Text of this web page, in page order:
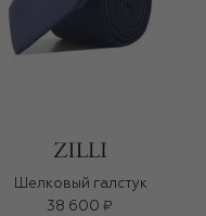
Шелковый галстук
38 600 ₽